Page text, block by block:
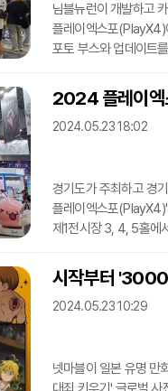
님블뉴런이 개발하고
플레이엑스포(PlayX4)
포토 부스와 업데이트
대기하는 모습이 눈에
거쳐 2023년 7월 정식
게임에 배틀로얄 요소
2024 플레이엑
2024.05.23 18:02
경기도가 주최하고 경
플레이엑스포
제1전시장 3, 4, 5홀에
반다이 남코 엔터테인
나무의 그림자', 유명
오퍼레이션 메모리즈'
시작부터 '3000
2024.05.23 10:29
넷마블이 일본 유명 만